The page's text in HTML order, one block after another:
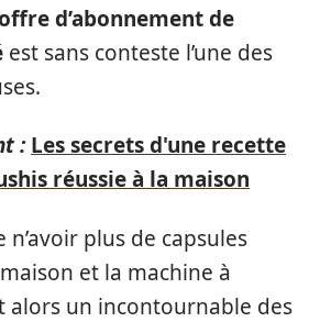
d’abonnement de
est sans conteste l’une des
: Les secrets d'une recette
réussie à la maison
n’avoir plus de capsules
et la machine à
alors un incontournable des